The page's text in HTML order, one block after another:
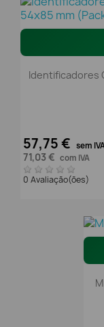
Identificadores
57,75 € sem
71,03 € com IVA
0 Avaliação(ões)